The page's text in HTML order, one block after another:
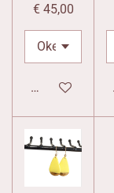
€ 45,00
In